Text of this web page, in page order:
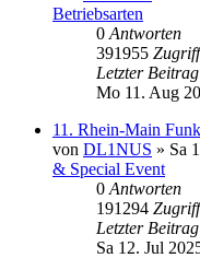
Betriebsarten
0 Antworten
391955
Letzter Beitrag
Mo 11. Aug
11. Rhein-Main
von DL1NUS » Sa
& Special Event
0 Antworten
191294
Letzter Beitrag
Sa 12. Jul